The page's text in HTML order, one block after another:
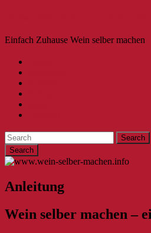
Einfach Zuhause Wein selber machen
Search
Anleitung
Wein selber machen –